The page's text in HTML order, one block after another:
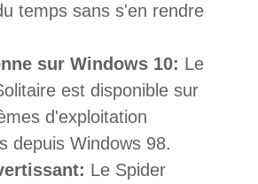
temps sans s'en rendre
sur Windows 10: Le
est disponible sur
d'exploitation
depuis Windows 98.
Le Spider